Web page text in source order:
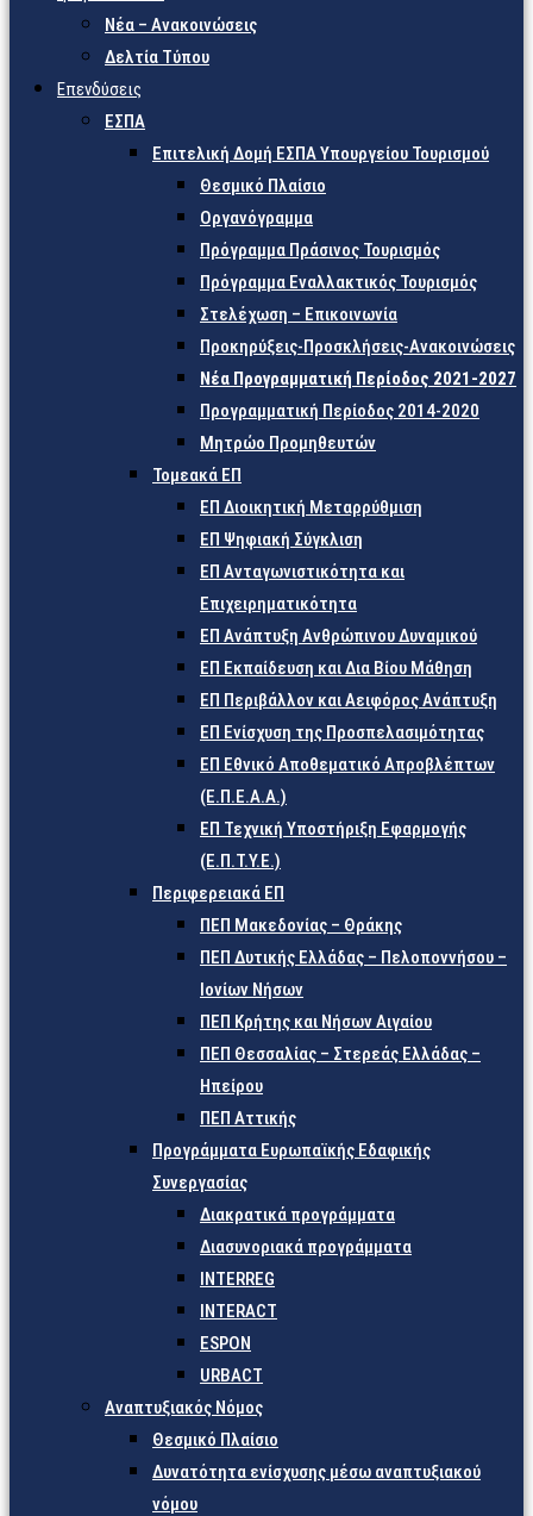
Νέα – Ανακοινώσεις
Δελτία Τύπου
Επενδύσεις
ΕΣΠΑ
Επιτελική Δομή ΕΣΠΑ Υπουργείου Τουρισμού
Θεσμικό Πλαίσιο
Οργανόγραμμα
Πρόγραμμα Πράσινος Τουρισμός
Πρόγραμμα Εναλλακτικός Τουρισμός
Στελέχωση – Επικοινωνία
Προκηρύξεις-Προσκλήσεις-Ανακοινώσεις
Νέα Προγραμματική Περίοδος 2021-2027
Προγραμματική Περίοδος 2014-2020
Μητρώο Προμηθευτών
Τομεακά ΕΠ
ΕΠ Διοικητική Μεταρρύθμιση
ΕΠ Ψηφιακή Σύγκλιση
ΕΠ Ανταγωνιστικότητα και
Επιχειρηματικότητα
ΕΠ Ανάπτυξη Ανθρώπινου Δυναμικού
ΕΠ Εκπαίδευση και Δια Βίου Μάθηση
ΕΠ Περιβάλλον και Αειφόρος Ανάπτυξη
ΕΠ Ενίσχυση της Προσπελασιμότητας
ΕΠ Εθνικό Αποθεματικό Απροβλέπτων
(Ε.Π.Ε.Α.Α.)
ΕΠ Τεχνική Υποστήριξη Εφαρμογής
(Ε.Π.Τ.Υ.Ε.)
Περιφερειακά ΕΠ
ΠΕΠ Μακεδονίας – Θράκης
ΠΕΠ Δυτικής Ελλάδας – Πελοποννήσου –
Ιονίων Νήσων
ΠΕΠ Κρήτης και Νήσων Αιγαίου
ΠΕΠ Θεσσαλίας – Στερεάς Ελλάδας –
Ηπείρου
ΠΕΠ Αττικής
Προγράμματα Ευρωπαϊκής Εδαφικής
Συνεργασίας
Διακρατικά προγράμματα
Διασυνοριακά προγράμματα
INTERREG
INTERACT
ESPON
URBACT
Αναπτυξιακός Νόμος
Θεσμικό Πλαίσιο
Δυνατότητα ενίσχυσης μέσω αναπτυξιακού
νόμου